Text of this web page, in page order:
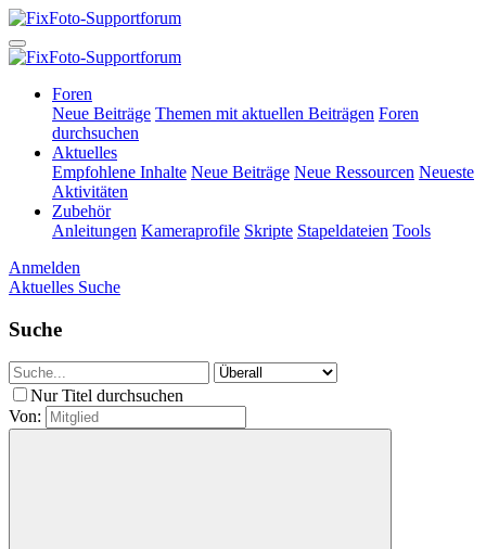
Foren
Neue Beiträge Themen mit aktuellen Beiträgen Foren
durchsuchen
Aktuelles
Empfohlene Inhalte Neue Beiträge Neue Ressourcen Neueste
Aktivitäten
Zubehör
Anleitungen Kameraprofile Skripte Stapeldateien Tools
Anmelden
Aktuelles Suche
Suche
Nur Titel durchsuchen
Von: